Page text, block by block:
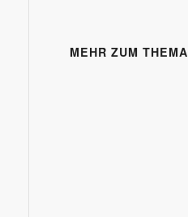
MEHR ZUM THEMA